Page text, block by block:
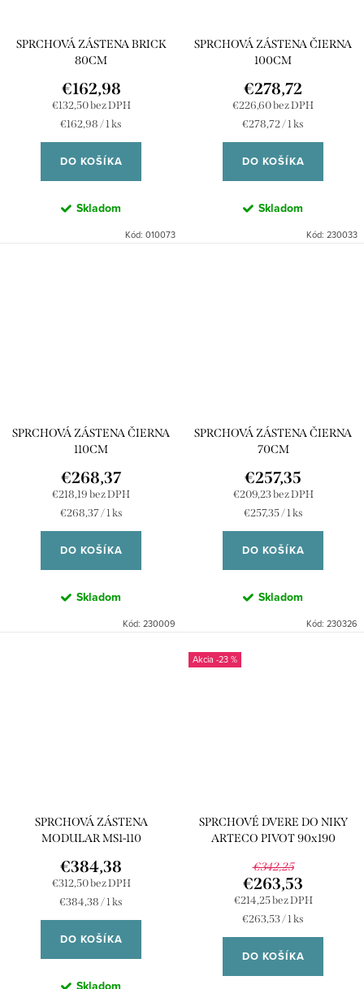
SPRCHOVÁ ZÁSTENA BRICK
80CM
€132,50 bez DPH
€162,98
Jednotková
€162,98 / 1 ks
DO KOŠÍKA
Skladom
Kód: 010073
SPRCHOVÁ ZÁSTENA ČIERNA
100CM
€226,60 bez DPH
€278,72
Jednotková
€278,72 / 1 ks
DO KOŠÍKA
Skladom
Kód: 230033
SPRCHOVÁ ZÁSTENA ČIERNA
110CM
€218,19 bez DPH
€268,37
Jednotková
€268,37 / 1 ks
DO KOŠÍKA
Skladom
Kód: 230009
SPRCHOVÁ ZÁSTENA ČIERNA
70CM
€209,23 bez DPH
€257,35
Jednotková
€257,35 / 1 ks
DO KOŠÍKA
Skladom
Kód: 230326
SPRCHOVÁ ZÁSTENA
MODULAR MS1-110
€312,50 bez DPH
€384,38
Jednotková
cena:
€384,38 / 1 ks
DO KOŠÍKA
-23 %
SPRCHOVÉ DVERE DO NIKY
ARTECO PIVOT 90x190
€342,25
€214,25 bez DPH
€263,53
Jednotková
cena:
€263,53 / 1 ks
DO KOŠÍKA